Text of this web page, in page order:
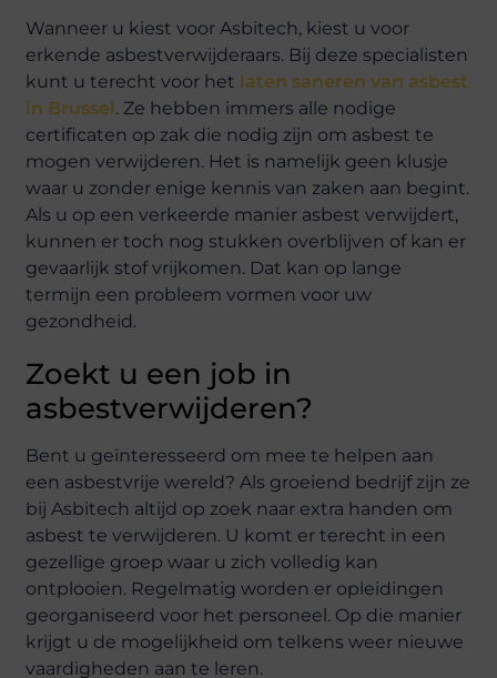
Wanneer u kiest voor Asbitech, kiest u voor
erkende asbestverwijderaars. Bij deze specialisten
kunt u terecht voor het laten saneren van asbest
in Brussel. Ze hebben immers alle nodige
certificaten op zak die nodig zijn om asbest te
mogen verwijderen. Het is namelijk geen klusje
waar u zonder enige kennis van zaken aan begint.
Als u op een verkeerde manier asbest verwijdert,
kunnen er toch nog stukken overblijven of kan er
gevaarlijk stof vrijkomen. Dat kan op lange
termijn een probleem vormen voor uw
gezondheid.
Zoekt u een job in
asbestverwijderen?
Bent u geïnteresseerd om mee te helpen aan
een asbestvrije wereld? Als groeiend bedrijf zijn ze
bij Asbitech altijd op zoek naar extra handen om
asbest te verwijderen. U komt er terecht in een
gezellige groep waar u zich volledig kan
ontplooien. Regelmatig worden er opleidingen
georganiseerd voor het personeel. Op die manier
krijgt u de mogelijkheid om telkens weer nieuwe
vaardigheden aan te leren.